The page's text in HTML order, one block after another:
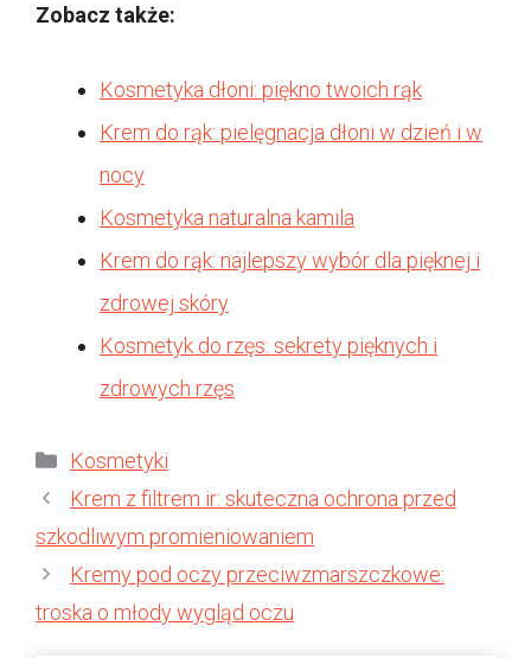
Zobacz także:
Kosmetyka dłoni: piękno twoich rąk
Krem do rąk: pielęgnacja dłoni w dzień i w
nocy
Kosmetyka naturalna kamila
Krem do rąk: najlepszy wybór dla pięknej i
zdrowej skóry
Kosmetyk do rzęs: sekrety pięknych i
zdrowych rzęs
Kategorie
Kosmetyki
Krem z filtrem ir: skuteczna ochrona przed
szkodliwym promieniowaniem
Kremy pod oczy przeciwzmarszczkowe:
troska o młody wygląd oczu